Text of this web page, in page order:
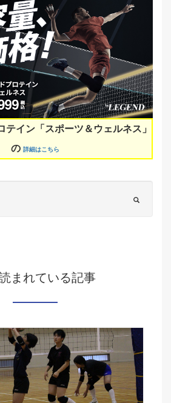
テイン「スポーツ＆ウェルネス」
の 詳細はこちら
まれている記事